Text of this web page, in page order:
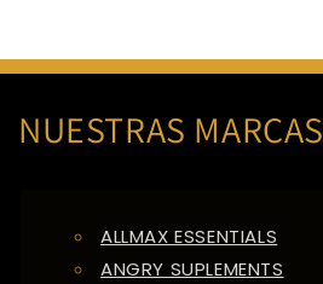
NUESTRAS MARCAS
ALLMAX ESSENTIALS
ANGRY SUPLEMENTS